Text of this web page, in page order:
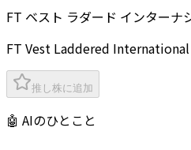
FT ベスト ラダード インターナ
FT Vest Laddered
推し株に追加
🤖 AIのひとこと